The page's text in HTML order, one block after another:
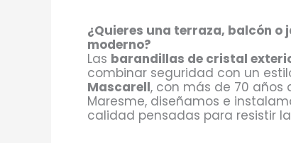
¿Quieres una terraza, balcón o
moderno?
Las barandillas de cristal
combinar seguridad con un
Mascarell, con más de 70 años
Maresme, diseñamos e
calidad pensadas para resistir